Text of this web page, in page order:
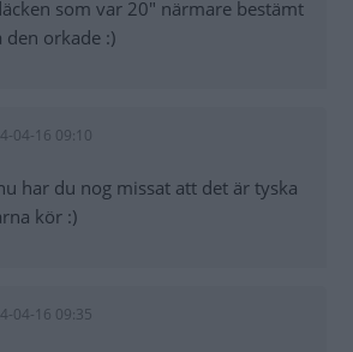
som var 20" närmare bestämt
orkade :)
04-16 09:10
har du nog missat att det är tyska
kör :)
04-16 09:35